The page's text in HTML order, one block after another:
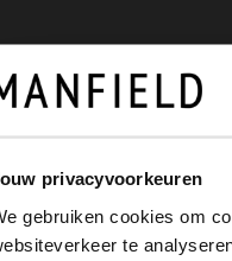
privacyvoorkeuren
gebruiken cookies om
te